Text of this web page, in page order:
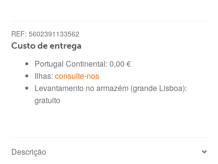
REF: 5602391133562
Custo de entrega
Portugal Continental: 0,00 €
Ilhas: consulte-nos
Levantamento no armazém (grande Lisboa):
gratuito
Descrição